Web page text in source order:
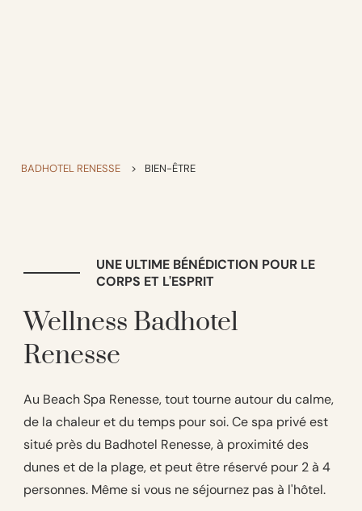
BADHOTEL RENESSE > BIEN-ÊTRE
Wellness Badhotel
Renesse
UNE ULTIME BÉNÉDICTION POUR LE
CORPS ET L'ESPRIT
Au Beach Spa Renesse, tout tourne autour du calme,
de la chaleur et du temps pour soi. Ce spa privé est
situé près du Badhotel Renesse, à proximité des
dunes et de la plage, et peut être réservé pour 2 à 4
personnes. Même si vous ne séjournez pas à l'hôtel.